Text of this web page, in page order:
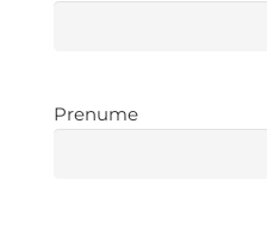
Prenume
Prenume